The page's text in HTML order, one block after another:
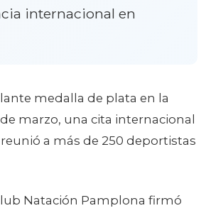
internacional en
medalla de plata en la
marzo, una cita internacional
a más de 250 deportistas
Natación Pamplona firmó